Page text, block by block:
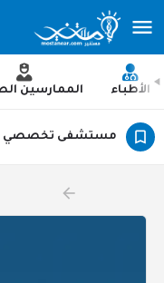
الأطباء الممارسين
مستشفى تخصصي
arrow_backward